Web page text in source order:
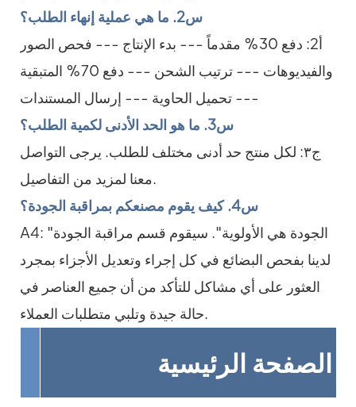
س2. ما هي عملية إنهاء الطلب؟
أ2: دفع 30% مقدماً --- بدء الإنتاج --- فحص الصور
والفيديوهات --- ترتيب الشحن --- دفع 70% المتبقية
--- تحميل الحاوية --- إرسال المستندات
س3. ما هو الحد الأدنى لكمية الطلب؟
ج٣: لكل منتج حد أدنى مختلف للطلب. يرجى التواصل
معنا لمزيد من التفاصيل.
س4. كيف يقوم مصنعكم بمراقبة الجودة؟
A4: "الجودة هي الأولوية". سيقوم قسم مراقبة الجودة
لدينا بفحص البضائع في كل إجراء وتعديل الأجزاء بمجرد
العثور على أي مشاكل للتأكد من أن جميع العناصر في
حالة جيدة وتلبي متطلبات العملاء.